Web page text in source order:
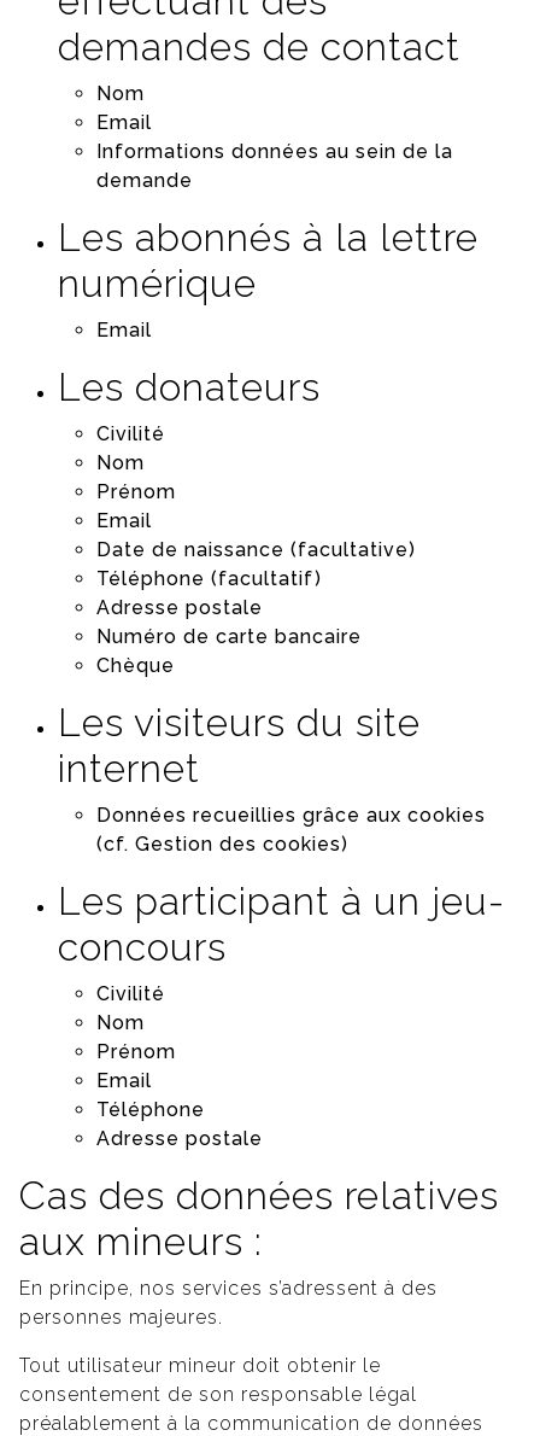
demandes de contact
Nom
Email
Informations données au sein de la
demande
Les abonnés à la lettre
numérique
Email
Les donateurs
Civilité
Nom
Prénom
Email
Date de naissance (facultative)
Téléphone (facultatif)
Adresse postale
Numéro de carte bancaire
Chèque
Les visiteurs du site
internet
Données recueillies grâce aux cookies
(cf. Gestion des cookies)
Les participant à un jeu-
concours
Civilité
Nom
Prénom
Email
Téléphone
Adresse postale
Cas des données relatives
aux mineurs :
En principe, nos services s’adressent à des
personnes majeures.
Tout utilisateur mineur doit obtenir le
consentement de son responsable légal
préalablement à la communication de données